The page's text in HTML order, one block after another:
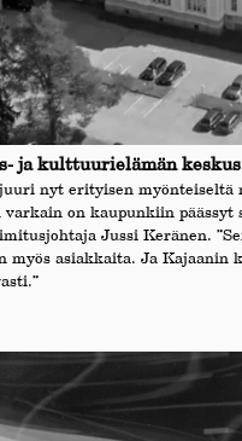
ja kulttuurielämän keskus
nyt erityisen
on kaupunkiin
Jussi Keränen.
asiakkaita. Ja Kajaanin